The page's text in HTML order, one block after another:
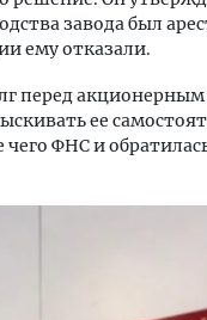
завода был
ему отказали.
перед
ее
ФНС и